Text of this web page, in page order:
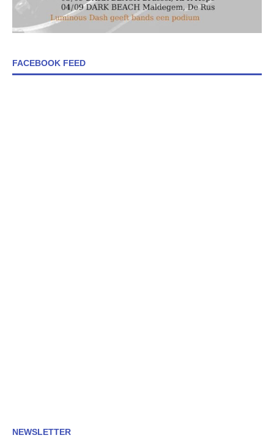
FACEBOOK FEED
NEWSLETTER